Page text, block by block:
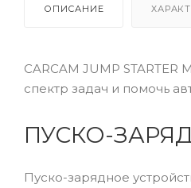
ОПИСАНИЕ
CARCAM JUMP
спектр задач и помочь
ПУСКО-
Пуско-зарядное